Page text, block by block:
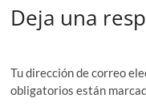
Deja una
Tu dirección de correo
obligatorios están